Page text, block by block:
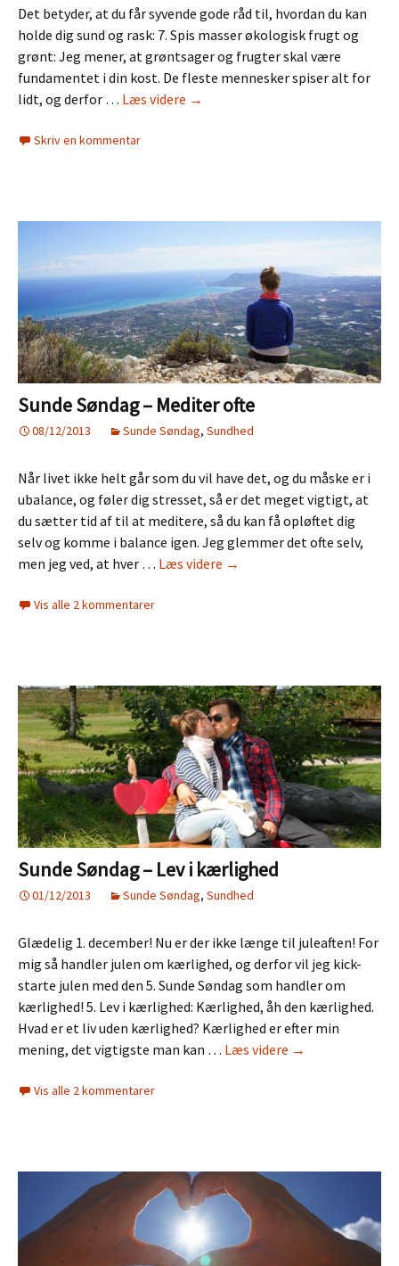
Det betyder, at du får syvende gode råd til, hvordan du kan
holde dig sund og rask: 7. Spis masser økologisk frugt og
grønt: Jeg mener, at grøntsager og frugter skal være
fundamentet i din kost. De fleste mennesker spiser alt for
lidt, og derfor … Læs videre Sunde
frugt
og
grønt
→
Skriv en kommentar
Sunde Søndag – Mediter ofte
08/12/2013 Sunde Søndag, Sundhed
Når livet ikke helt går som du vil have det, og du måske er i
ubalance, og føler dig stresset, så er det meget vigtigt, at
du sætter tid af til at meditere, så du kan få opløftet dig
selv og komme i balance igen. Jeg glemmer det ofte selv,
men jeg ved, at hver … Læs videre Sunde
→
Vis alle 2 kommentarer
Sunde Søndag – Lev i kærlighed
01/12/2013 Sunde Søndag, Sundhed
Glædelig 1. december! Nu er der ikke længe til juleaften! For
mig så handler julen om kærlighed, og derfor vil jeg kick-
starte julen med den 5. Sunde Søndag som handler om
kærlighed! 5. Lev i kærlighed: Kærlighed, åh den kærlighed.
Hvad er et liv uden kærlighed? Kærlighed er efter min
mening, det vigtigste man kan … Læs videre Sunde
→
Vis alle 2 kommentarer